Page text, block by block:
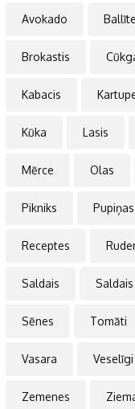
Avokado Ballīte
Brokastis
Kabacis
Kūka Lasis
Mērce Olas
Pikniks Pupiņas
Receptes
Saldais
Sēnes Tomāti
Vasara Veselīgi
Zemenes